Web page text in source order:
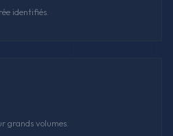
identifiés.
grands volumes.